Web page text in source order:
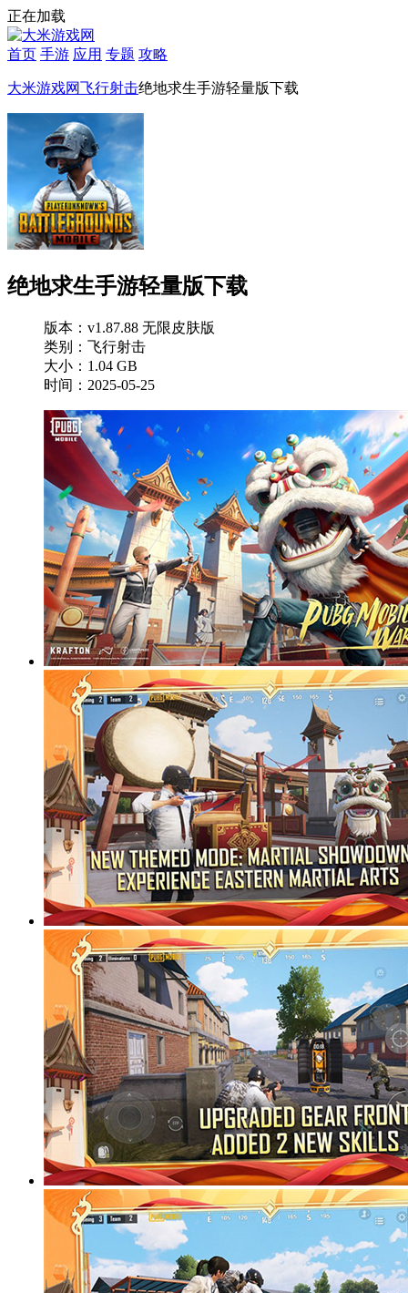
正在加载
首页 手游 应用 专题 攻略
大米游戏网飞行射击绝地求生手游轻量版下载
绝地求生手游轻量版下载
版本：v1.87.88 无限皮肤版
类别：飞行射击
大小：1.04 GB
时间：2025-05-25